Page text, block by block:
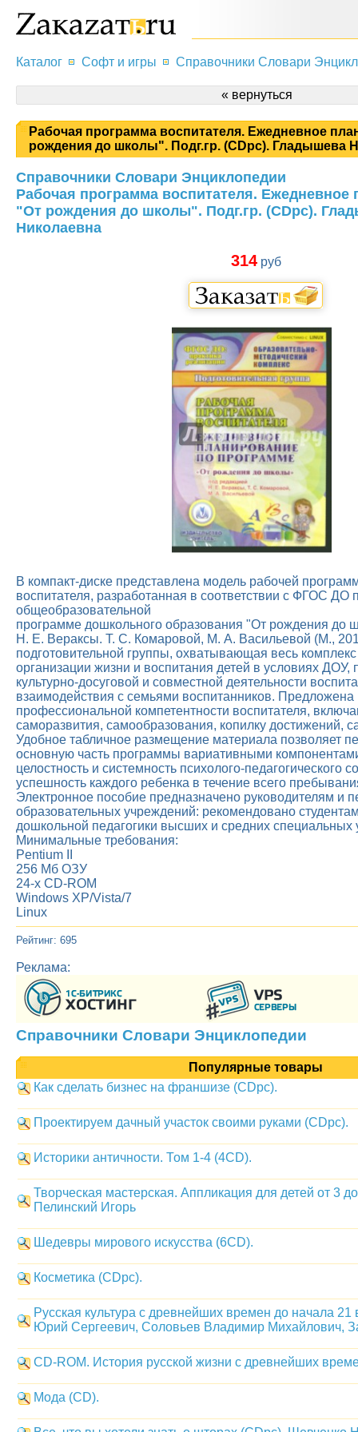
Каталог Софт и игры Справочники Словари
« вернуться
Рабочая программа воспитателя. Ежедневное
рождения до школы". Подг.гр. (CDpc). Гладышева
Справочники Словари Энциклопедии
Рабочая программа воспитателя. Ежедневное
"От рождения до школы". Подг.гр. (CDpc).
Николаевна
314руб
В компакт-диске представлена модель рабочей
воспитателя, разработанная в соответствии с ФГОС ДО
общеобразовательной
программе дошкольного образования "От рождения до
Н. Е. Вераксы. Т. С. Комаровой, М. А. Васильевой (М.,
подготовительной группы, охватывающая весь
организации жизни и воспитания детей в условиях ДОУ,
культурно-досуговой и совместной деятельности
взаимодействия с семьями воспитанников. Предложена
профессиональной компетентности воспитателя,
саморазвития, самообразования, копилку достижений,
Удобное табличное размещение материала позволяет
основную часть программы вариативными
целостность и системность психолого-педагогического
успешность каждого ребенка в течение всего
Электронное пособие предназначено руководителям и
образовательных учреждений: рекомендовано
дошкольной педагогики высших и средних специальных
Минимальные требования:
Pentium II
256 Мб ОЗУ
24-х CD-ROM
Windows XP/Vista/7
Linux
Рейтинг: 695
Реклама:
Справочники Словари Энциклопедии
Популярные товары
Как сделать бизнес на франшизе (CDpc).
Проектируем дачный участок своими руками (CDpc).
Историки античности. Том 1-4 (4CD).
Творческая мастерская. Аппликация для детей от 3
Пелинский Игорь
Шедевры мирового искусства (6CD).
Косметика (CDpc).
Русская культура с древнейших времен до начала 21
Юрий Сергеевич, Соловьев Владимир Михайлович,
CD-ROM. История русской жизни с древнейших
Мода (CD).